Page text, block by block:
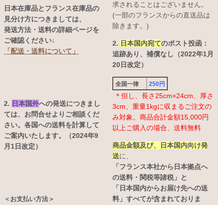
日本在庫品とフランス在庫品の
見分け方につきましては、
発送方法・送料の詳細ページを
ご確認ください↓
「配送・送料について」
2. 日本国外への発送につきまし
ては、お問合せよりご相談くだ
さい。各国への送料を計算して
ご案内いたします。（2024年9
月1日改定）
＜お支払い方法＞
求されることはございません。
(一部のフランスからの直送品は
除きます。)
2. 日本国内宛てのポスト投函：
追跡あり、補償なし（2022年1月
20日改定）
全国一律 250円
＊但し、長さ25cm×24cm、厚さ
3cm、重量1kgに収まるご注文の
み対象。商品合計金額15,000円
以上ご購入の場合、送料無料
商品金額及び、日本国内向け発
送に、
「フランス本社から日本拠点へ
の送料・関税等諸税」と
「日本国内からお届け先への送
料」すべてが含まれておりま